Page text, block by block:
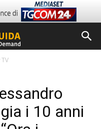
i 10 anni